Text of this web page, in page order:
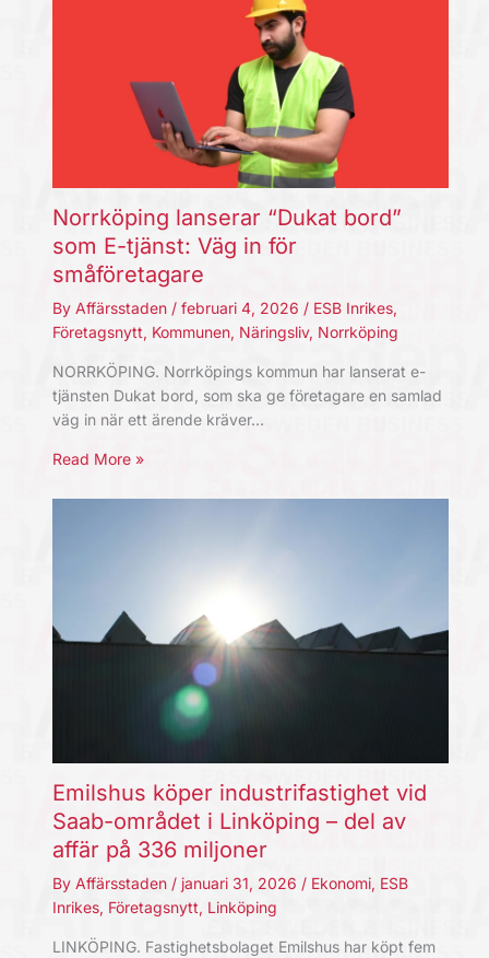
Norrköping lanserar “Dukat bord”
som E-tjänst: Väg in för
småföretagare
By Affärsstaden / februari 4, 2026 / ESB Inrikes,
Företagsnytt, Kommunen, Näringsliv, Norrköping
NORRKÖPING. Norrköpings kommun har lanserat e-
tjänsten Dukat bord, som ska ge företagare en samlad
väg in när ett ärende kräver…
Read More »
Emilshus köper industrifastighet vid
Saab-området i Linköping – del av
affär på 336 miljoner
By Affärsstaden / januari 31, 2026 / Ekonomi, ESB
Inrikes, Företagsnytt, Linköping
LINKÖPING. Fastighetsbolaget Emilshus har köpt fem